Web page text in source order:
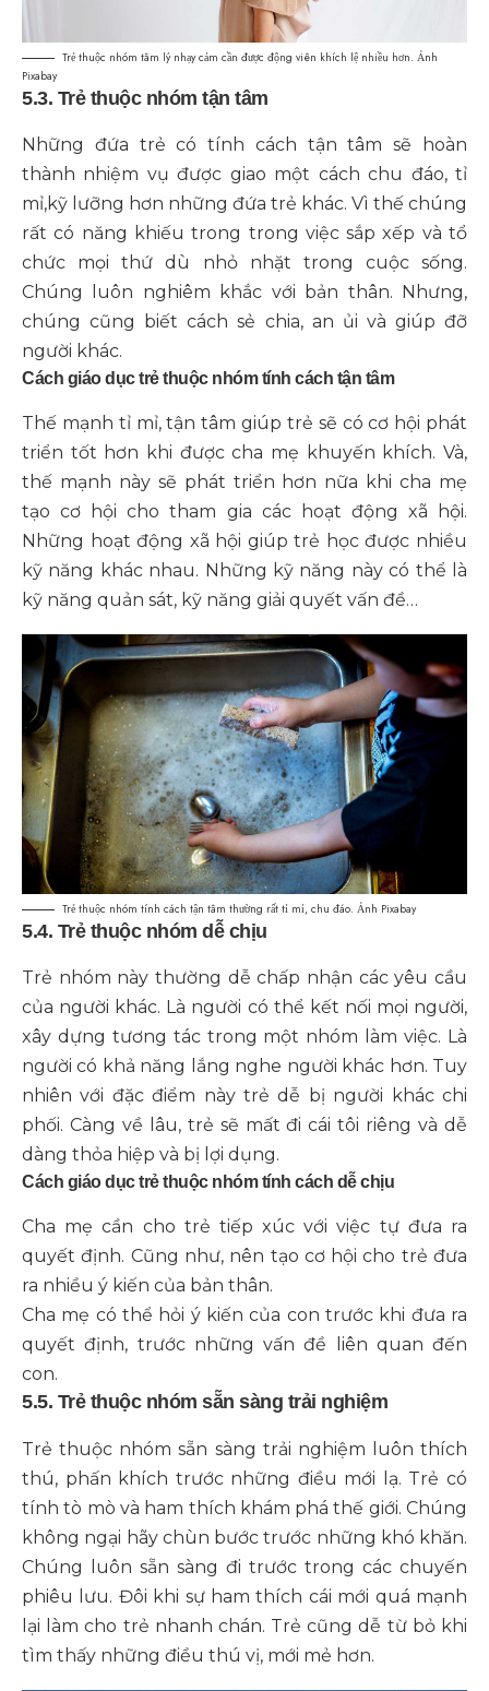
Trẻ thuộc nhóm tâm lý nhạy cảm cần được động viên khích lệ nhiều hơn. Ảnh
Pixabay
5.3. Trẻ thuộc nhóm tận tâm
Những đứa trẻ có tính cách tận tâm sẽ hoàn
thành nhiệm vụ được giao một cách chu đáo, tỉ
mỉ,kỹ lưỡng hơn những đứa trẻ khác. Vì thế chúng
rất có năng khiếu trong trong việc sắp xếp và tổ
chức mọi thứ dù nhỏ nhặt trong cuộc sống.
Chúng luôn nghiêm khắc với bản thân. Nhưng,
chúng cũng biết cách sẻ chia, an ủi và giúp đỡ
người khác.
Cách giáo dục trẻ thuộc nhóm tính cách tận tâm
Thế mạnh tỉ mỉ, tận tâm giúp trẻ sẽ có cơ hội phát
triển tốt hơn khi được cha mẹ khuyến khích. Và,
thế mạnh này sẽ phát triển hơn nữa khi cha mẹ
tạo cơ hội cho tham gia các hoạt động xã hội.
Những hoạt động xã hội giúp trẻ học được nhiều
kỹ năng khác nhau. Những kỹ năng này có thể là
kỹ năng quản sát, kỹ năng giải quyết vấn đề…
Trẻ thuộc nhóm tính cách tận tâm thường rất tỉ mỉ, chu đáo. Ảnh Pixabay
5.4. Trẻ thuộc nhóm dễ chịu
Trẻ nhóm này thường dễ chấp nhận các yêu cầu
của người khác. Là người có thể kết nối mọi người,
xây dựng tương tác trong một nhóm làm việc. Là
người có khả năng lắng nghe người khác hơn. Tuy
nhiên với đặc điểm này trẻ dễ bị người khác chi
phối. Càng về lâu, trẻ sẽ mất đi cái tôi riêng và dễ
dàng thỏa hiệp và bị lợi dụng.
Cách giáo dục trẻ thuộc nhóm tính cách dễ chịu
Cha mẹ cần cho trẻ tiếp xúc với việc tự đưa ra
quyết định. Cũng như, nên tạo cơ hội cho trẻ đưa
ra nhiều ý kiến của bản thân.
Cha mẹ có thể hỏi ý kiến của con trước khi đưa ra
quyết định, trước những vấn đề liên quan đến
con.
5.5. Trẻ thuộc nhóm sẵn sàng trải nghiệm
Trẻ thuộc nhóm sẵn sàng trải nghiệm luôn thích
thú, phấn khích trước những điều mới lạ. Trẻ có
tính tò mò và ham thích khám phá thế giới. Chúng
không ngại hãy chùn bước trước những khó khăn.
Chúng luôn sẵn sàng đi trước trong các chuyến
phiêu lưu. Đôi khi sự ham thích cái mới quá mạnh
lại làm cho trẻ nhanh chán. Trẻ cũng dễ từ bỏ khi
tìm thấy những điều thú vị, mới mẻ hơn.